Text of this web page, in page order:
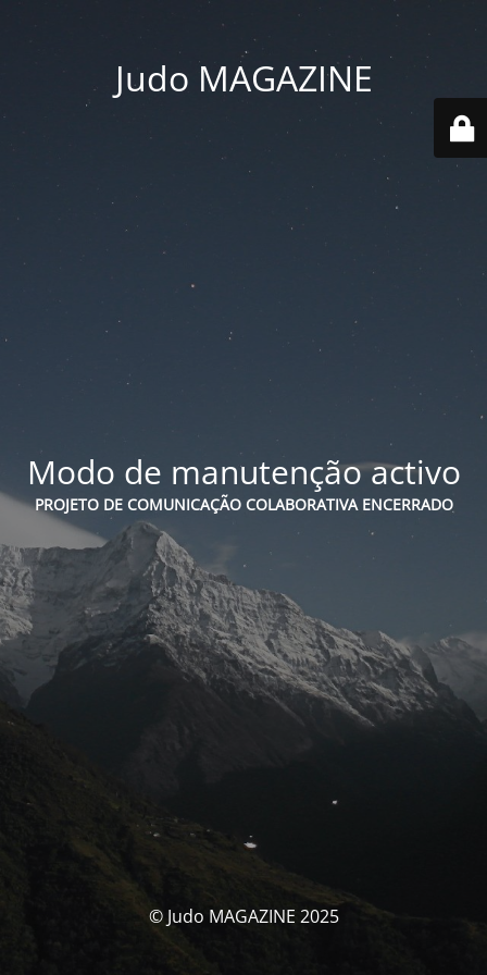
Judo MAGAZINE
Modo de manutenção activo
PROJETO DE COMUNICAÇÃO COLABORATIVA ENCERRADO
© Judo MAGAZINE 2025